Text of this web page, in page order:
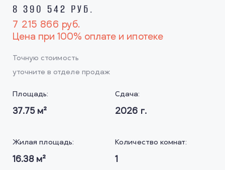
8 390 542 РУБ.
7 215 866 руб.
Цена при 100% оплате и ипотеке
Точную стоимость
уточните в отделе продаж
Площадь:
37.75м²
Сдача:
2026 г.
Жилая площадь:
16.38м²
Количество комнат:
1